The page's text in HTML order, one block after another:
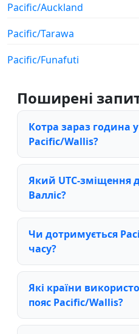
Pacific/Auckland
Pacific/Tarawa
Pacific/Funafuti
Поширені
Котра зараз година
Pacific/Wallis?
Який UTC-зміщення
Валліс?
Чи дотримується
часу?
Які країни
пояс Pacific/Wallis?